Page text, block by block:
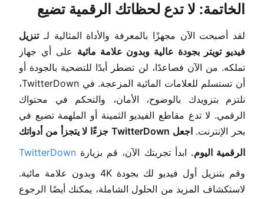
الخاتمة: لا تدع لحظاتك الرقمية تضيع
لقد أصبحت الآن مجهزًا بالمعرفة والأداة المثالية لـتنزيل
فيديو تويتر بجودة عالية وبدون علامة مائية على أي جهاز
تملكه. من الآن فصاعدًا، لن تضطر أبدًا للتضحية بالجودة أو
أن تستسلم للعلامات المائية المزعجة. في TwitterDown،
نلتزم بتزويدك بالوضوح، الأمان، والتحكم في محتواك
الرقمي. لا تدع مقاطع الفيديو الثمينة أو الملهمة تضيع في
بحر الإنترنت.
اجعل TwitterDown جزءًا لا يتجزأ من أدواتك
الرقمية اليوم. ابدأ تجربتك الآن، قم بزيارة TwitterDown
وقم بتنزيل أول فيديو لك بجودة 4K وبدون علامة مائية.
لاستكشاف المزيد من الحلول الشاملة، يمكنك أيضًا الرجوع